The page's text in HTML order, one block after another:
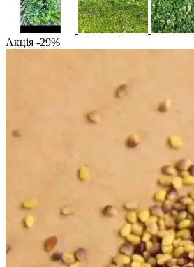
Акція -29%